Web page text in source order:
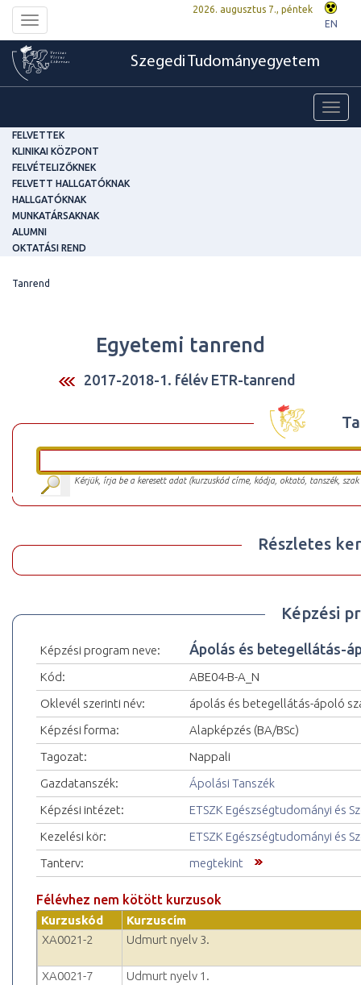
Toggle
navigation
2026. augusztus 7., péntek
EN
Szegedi Tudományegyetem
FELVETTEK
KLINIKAI KÖZPONT
FELVÉTELIZŐKNEK
FELVETT HALLGATÓKNAK
HALLGATÓKNAK
MUNKATÁRSAKNAK
ALUMNI
OKTATÁSI REND
Tanrend
Egyetemi tanrend
2017-2018-1. félév ETR-tanrend
Kérjük, írja be a keresett adat (kurzuskód címe, kódja, oktató, tanszék,
Részletes
Képzési
Képzési program neve: Ápolás és betegellátás-
Kód:
ABE04-B-A_N
Oklevél szerinti név:
ápolás és betegellátás-ápoló
Képzési forma:
Alapképzés (BA/BSc)
Tagozat:
Nappali
Gazdatanszék:
Ápolási Tanszék
Képzési intézet:
ETSZK Egészségtudományi és
Kezelési kör:
ETSZK Egészségtudományi és
Tanterv:
megtekint
Félévhez nem kötött kurzusok
Kurzuskód
Kurzuscím
XA0021-2
Udmurt nyelv 3.
XA0021-7 Udmurt nyelv 1.